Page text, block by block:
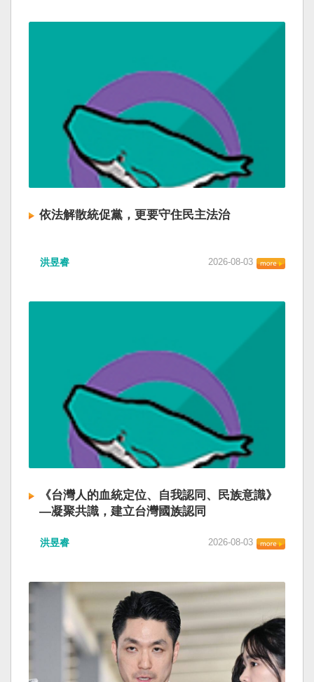
依法解散統促黨，更要守住民主法治
洪昱睿 2026-08-03
《台灣人的血統定位、自我認同、民族意識》
—凝聚共識，建立台灣國族認同
洪昱睿 2026-08-03